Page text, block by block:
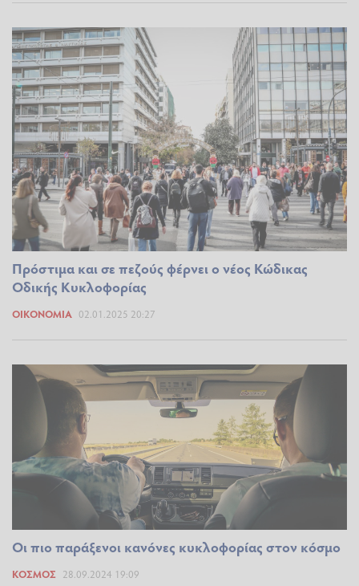
Πρόστιμα και σε πεζούς φέρνει ο νέος Κώδικας
Οδικής Κυκλοφορίας
ΟΙΚΟΝΟΜΊΑ 02.01.2025 20:27
Οι πιο παράξενοι κανόνες κυκλοφορίας στον κόσμο
ΚΌΣΜΟΣ 28.09.2024 19:09